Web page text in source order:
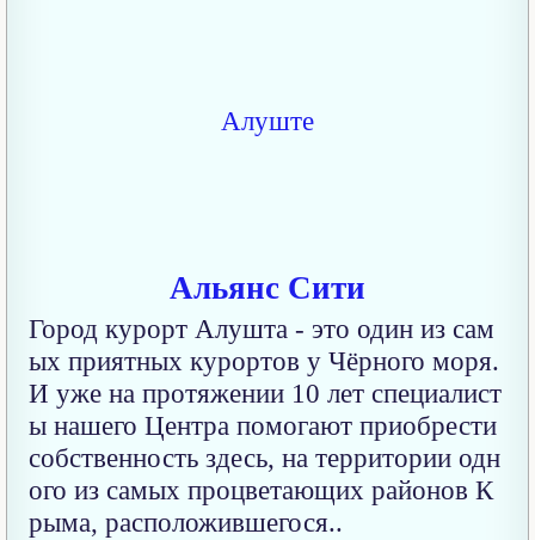
Альянс Сити
Город курорт Алушта - это один из сам
ых приятных курортов у Чёрного моря.
И уже на протяжении 10 лет специалист
ы нашего Центра помогают приобрести
собственность здесь, на территории одн
ого из самых процветающих районов К
рыма, расположившегося..